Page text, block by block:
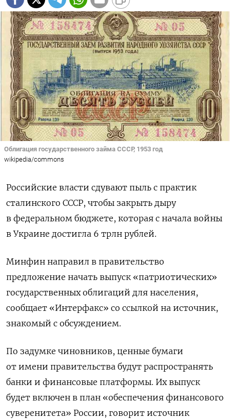
Облигация государственного займа СССР, 1953 год
wikipedia/commons
Российские власти сдувают пыль с практик
сталинского СССР, чтобы закрыть дыру
в федеральном бюджете, которая с начала войны
в Украине достигла 6 трлн рублей.
Минфин направил в правительство
предложение начать выпуск «патриотических»
государственных облигаций для населения,
сообщает «Интерфакс» со ссылкой на источник,
знакомый с обсуждением.
По задумке чиновников, ценные бумаги
от имени правительства будут распространять
банки и финансовые платформы. Их выпуск
будет включен в план «обеспечения финансового
суверенитета» России, говорит источник